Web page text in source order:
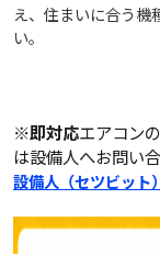
え、住まいに合う機
い。
※即対応エアコン
は設備人へお問い
設備人（セツビット